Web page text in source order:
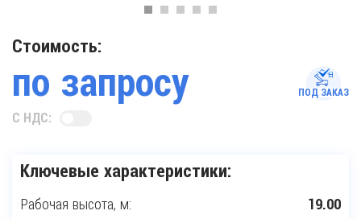
Ключевые характеристики:
Рабочая высота, м: 19.00
Стоимость:
по запросу ПОД ЗАКАЗ
С НДС: